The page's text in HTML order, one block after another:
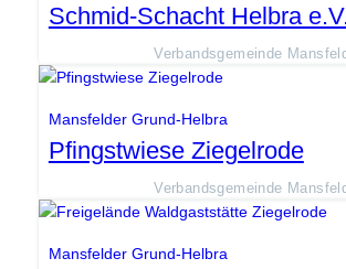
Schmid-Schacht Helbra
Verbandsgemeinde
Mansfelder Grund-Helbra
Pfingstwiese Ziegelrode
Verbandsgemeinde
Mansfelder Grund-Helbra